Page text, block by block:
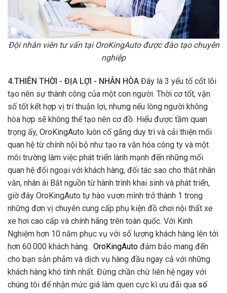
Đội nhân viên tư vấn tại OroKingAuto được đào tạo chuyên
nghiệp
4.THIÊN THỜI - ĐỊA LỢI - NHÂN HÒA Đây là 3 yếu tố cốt lõi
tạo nên sự thành công của một con người. Thời cơ tốt, vận
số tốt kết hợp vị trí thuận lợi, nhưng nếu lòng người không
hòa hợp sẽ không thể tạo nên cơ đồ. Hiểu được tầm quan
trọng ấy, OroKingAuto luôn cố gắng duy trì và cải thiện mối
quan hệ từ chính nội bộ như tạo ra văn hóa công ty và một
môi trường làm việc phát triển lành mạnh đến những mối
quan hệ đối ngoại với khách hàng, đối tác sao cho thật nhân
văn, nhân ái Bắt nguồn từ hành trình khai sinh và phát triển,
giờ đây OroKingAuto tự hào vươn mình trở thành 1 trong
những đơn vị chuyên cung cấp phụ kiện đồ chơi nội thất xe
xe hơi cao cấp và chính hãng trên toàn quốc. Với Kinh
Nghiệm hơn 10 năm phục vụ với số lượng khách hàng lên tới
hơn 60.000 khách hàng. OroKingAuto đảm bảo mang đến
cho bạn sản phảm và dịch vụ hàng đầu ngay cả với những
khách hàng khó tính nhất. Đừng chần chừ liên hệ ngay với
chúng tôi để nhận mức giá làm quen cực kì ưu đãi qua số